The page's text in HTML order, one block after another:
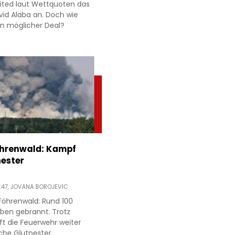
laut Wettquoten das
Alaba an. Doch wie
möglicher Deal?
Kampf
JOVANA BOROJEVIC
Rund 100
gebrannt. Trotz
die Feuerwehr weiter
Glutnester.